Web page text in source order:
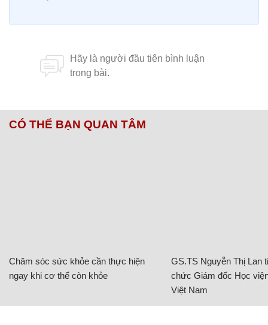
CÓ THỂ BẠN QUAN TÂM
Chăm sóc sức khỏe cần thực hiện
ngay khi cơ thể còn khỏe
GS.TS Nguyễn Thị Lan
chức Giám đốc Học
Việt Nam